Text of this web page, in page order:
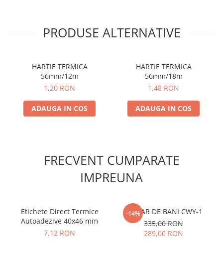
PRODUSE ALTERNATIVE
HARTIE TERMICA
56mm/12m
1,20 RON
ADAUGA IN COS
HARTIE TERMICA
56mm/18m
1,48 RON
ADAUGA IN COS
FRECVENT CUMPARATE
IMPREUNA
Etichete Direct Termice
Autoadezive 40x46 mm
7,12 RON
-14%
SERTAR DE BANI CWY-1
335,00 RON
289,00 RON